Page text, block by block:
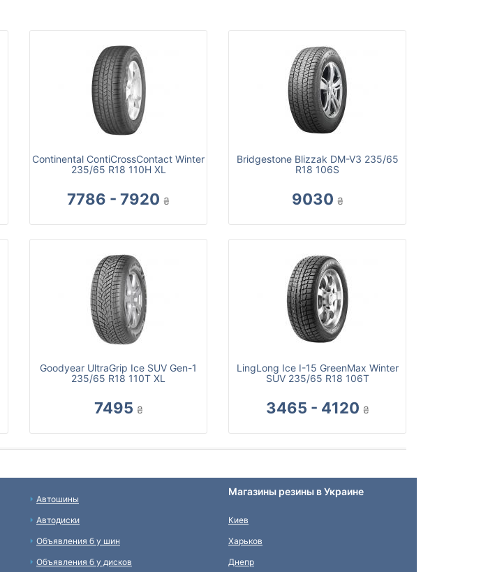
Continental ContiCrossContact Winter
235/65 R18 110H XL
7786 - 7920 ₴
Bridgestone Blizzak DM-V3 235/65
R18 106S
9030 ₴
Goodyear UltraGrip Ice SUV Gen-1
235/65 R18 110T XL
7495 ₴
LingLong Ice I-15 GreenMax Winter
SUV 235/65 R18 106T
3465 - 4120 ₴
Автошины
Автодиски
Объявления б у шин
Объявления б у дисков
Магазины резины в Украине
Киев
Харьков
Днепр